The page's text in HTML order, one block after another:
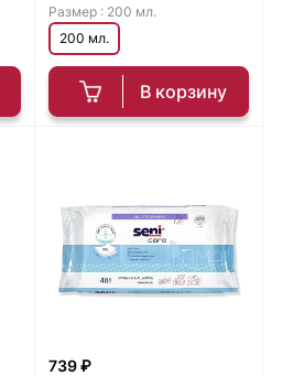
В корзину
Размер : 200 мл.
200 мл.
739 ₽